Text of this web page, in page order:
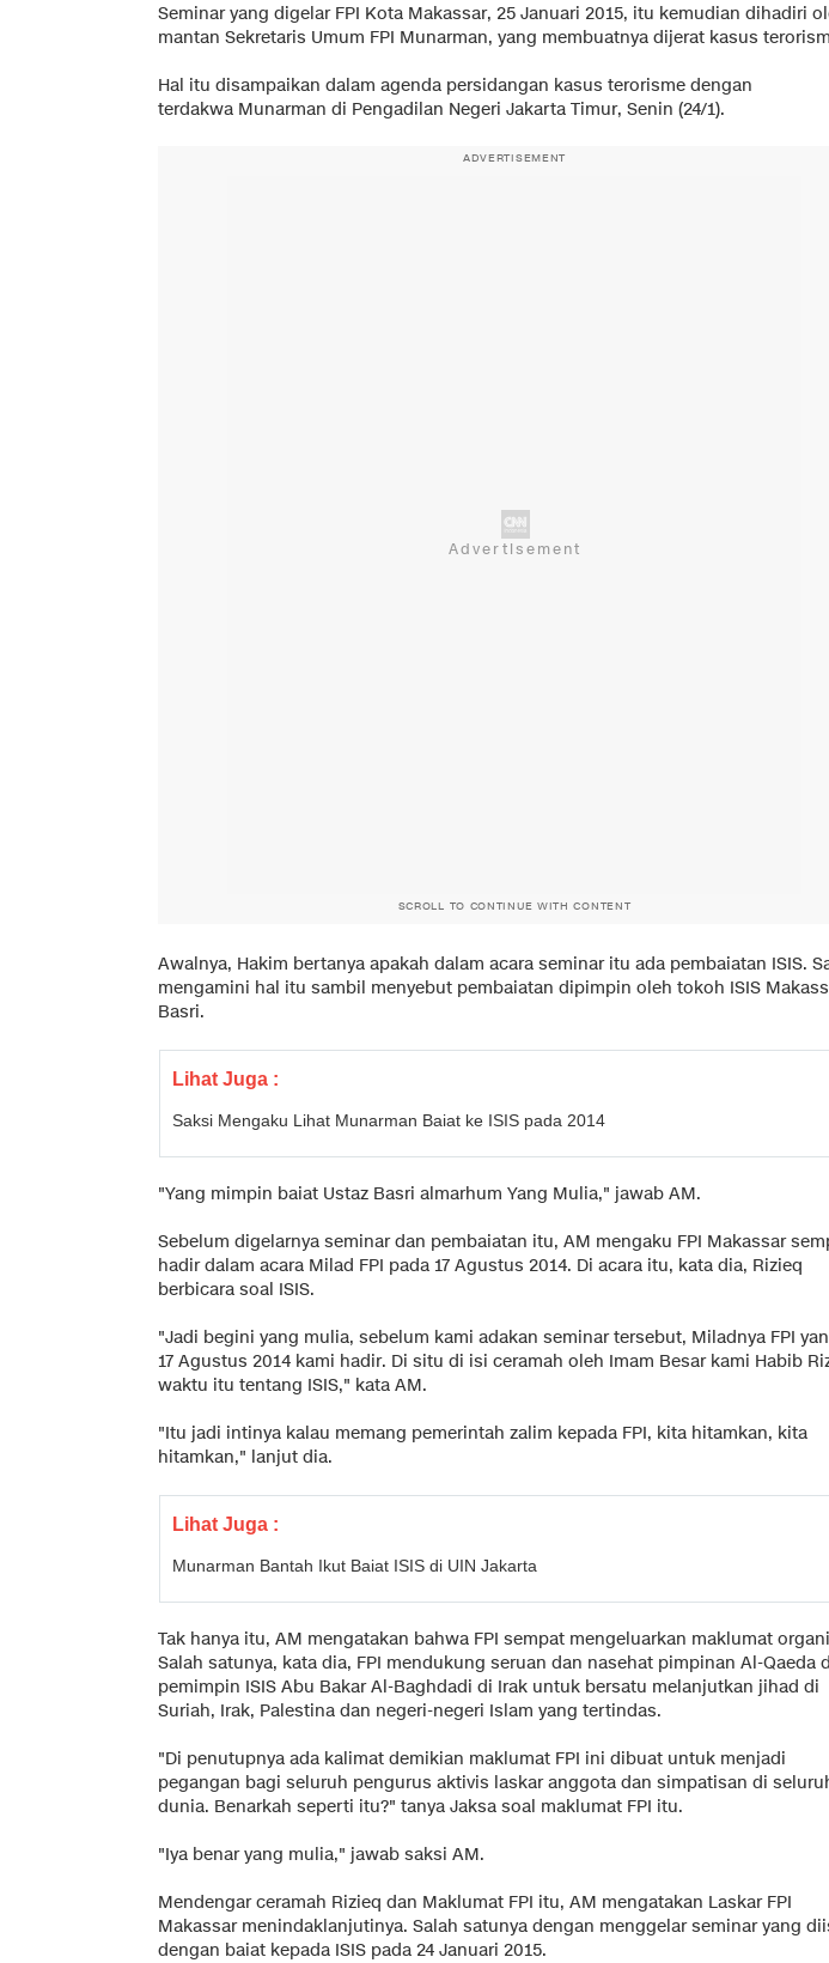
Seminar yang digelar FPI Kota Makassar, 25 Januari 2015, itu kemudian dihadiri
mantan Sekretaris Umum FPI Munarman, yang membuatnya dijerat kasus
Hal itu disampaikan dalam agenda persidangan kasus terorisme dengan
terdakwa Munarman di Pengadilan Negeri Jakarta Timur, Senin (24/1).
ADVERTISEMENT
SCROLL TO CONTINUE WITH CONTENT
Awalnya, Hakim bertanya apakah dalam acara seminar itu ada pembaiatan ISIS.
mengamini hal itu sambil menyebut pembaiatan dipimpin oleh tokoh ISIS
Basri.
Lihat Juga :
Saksi Mengaku Lihat Munarman Baiat ke ISIS pada 2014
"Yang mimpin baiat Ustaz Basri almarhum Yang Mulia," jawab AM.
Sebelum digelarnya seminar dan pembaiatan itu, AM mengaku FPI Makassar
hadir dalam acara Milad FPI pada 17 Agustus 2014. Di acara itu, kata dia, Rizieq
berbicara soal ISIS.
"Jadi begini yang mulia, sebelum kami adakan seminar tersebut, Miladnya FPI
17 Agustus 2014 kami hadir. Di situ di isi ceramah oleh Imam Besar kami Habib
waktu itu tentang ISIS," kata AM.
"Itu jadi intinya kalau memang pemerintah zalim kepada FPI, kita hitamkan, kita
hitamkan," lanjut dia.
Lihat Juga :
Munarman Bantah Ikut Baiat ISIS di UIN Jakarta
Tak hanya itu, AM mengatakan bahwa FPI sempat mengeluarkan maklumat
Salah satunya, kata dia, FPI mendukung seruan dan nasehat pimpinan Al-Qaeda
pemimpin ISIS Abu Bakar Al-Baghdadi di Irak untuk bersatu melanjutkan jihad di
Suriah, Irak, Palestina dan negeri-negeri Islam yang tertindas.
"Di penutupnya ada kalimat demikian maklumat FPI ini dibuat untuk menjadi
pegangan bagi seluruh pengurus aktivis laskar anggota dan simpatisan di
dunia. Benarkah seperti itu?" tanya Jaksa soal maklumat FPI itu.
"Iya benar yang mulia," jawab saksi AM.
Mendengar ceramah Rizieq dan Maklumat FPI itu, AM mengatakan Laskar FPI
Makassar menindaklanjutinya. Salah satunya dengan menggelar seminar yang
dengan baiat kepada ISIS pada 24 Januari 2015.